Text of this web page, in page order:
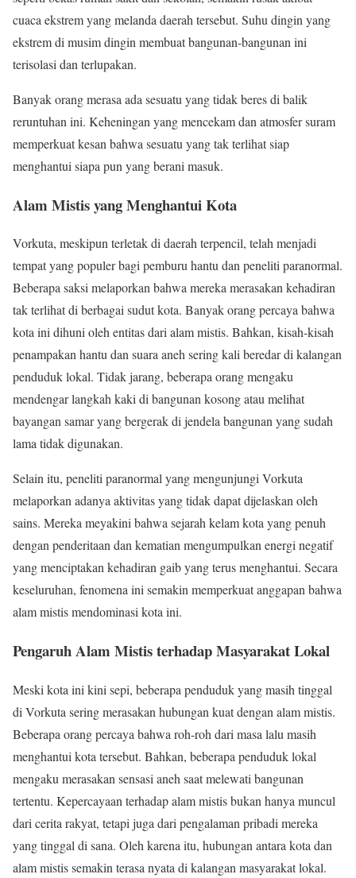
cuaca ekstrem yang melanda daerah tersebut. Suhu dingin yang
ekstrem di musim dingin membuat bangunan-bangunan ini
terisolasi dan terlupakan.
Banyak orang merasa ada sesuatu yang tidak beres di balik
reruntuhan ini. Keheningan yang mencekam dan atmosfer suram
memperkuat kesan bahwa sesuatu yang tak terlihat siap
menghantui siapa pun yang berani masuk.
Alam Mistis yang Menghantui Kota
Vorkuta, meskipun terletak di daerah terpencil, telah menjadi
tempat yang populer bagi pemburu hantu dan peneliti paranormal.
Beberapa saksi melaporkan bahwa mereka merasakan kehadiran
tak terlihat di berbagai sudut kota. Banyak orang percaya bahwa
kota ini dihuni oleh entitas dari alam mistis. Bahkan, kisah-kisah
penampakan hantu dan suara aneh sering kali beredar di kalangan
penduduk lokal. Tidak jarang, beberapa orang mengaku
mendengar langkah kaki di bangunan kosong atau melihat
bayangan samar yang bergerak di jendela bangunan yang sudah
lama tidak digunakan.
Selain itu, peneliti paranormal yang mengunjungi Vorkuta
melaporkan adanya aktivitas yang tidak dapat dijelaskan oleh
sains. Mereka meyakini bahwa sejarah kelam kota yang penuh
dengan penderitaan dan kematian mengumpulkan energi negatif
yang menciptakan kehadiran gaib yang terus menghantui. Secara
keseluruhan, fenomena ini semakin memperkuat anggapan bahwa
alam mistis mendominasi kota ini.
Pengaruh Alam Mistis terhadap Masyarakat Lokal
Meski kota ini kini sepi, beberapa penduduk yang masih tinggal
di Vorkuta sering merasakan hubungan kuat dengan alam mistis.
Beberapa orang percaya bahwa roh-roh dari masa lalu masih
menghantui kota tersebut. Bahkan, beberapa penduduk lokal
mengaku merasakan sensasi aneh saat melewati bangunan
tertentu. Kepercayaan terhadap alam mistis bukan hanya muncul
dari cerita rakyat, tetapi juga dari pengalaman pribadi mereka
yang tinggal di sana. Oleh karena itu, hubungan antara kota dan
alam mistis semakin terasa nyata di kalangan masyarakat lokal.